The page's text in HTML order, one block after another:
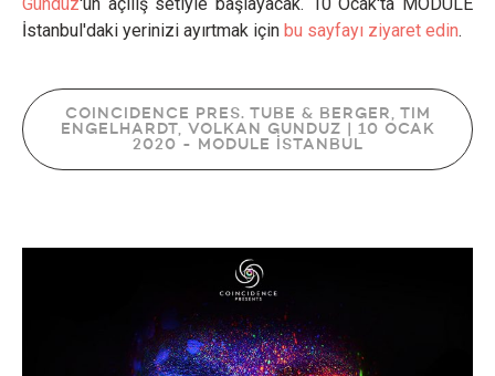
İstanbul'daki yerinizi ayırtmak için bu sayfayı ziyaret edin.
COINCIDENCE PRES. TUBE & BERGER, TIM
ENGELHARDT, VOLKAN GUNDUZ | 10 OCAK
2020 - MODULE İSTANBUL